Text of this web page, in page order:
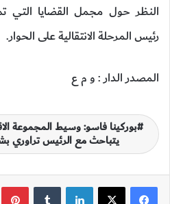
النظر حول مجمل القضايا التي تم
رئيس المرحلة الانتقالية على الحوار.
المصدر الدار : و م ع
بوركينا فاسو: وسيط المجموعة
يتباحث مع الرئيس تراوري
لينكدإن